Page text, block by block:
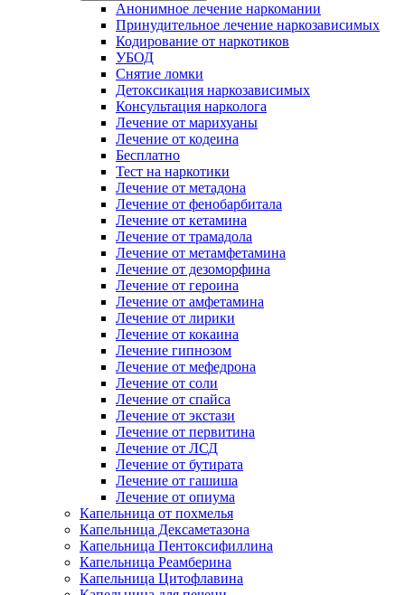
Анонимное лечение наркомании
Принудительное лечение наркозависимых
Кодирование от наркотиков
УБОД
Снятие ломки
Детоксикация наркозависимых
Консультация нарколога
Лечение от марихуаны
Лечение от кодеина
Бесплатно
Тест на наркотики
Лечение от метадона
Лечение от фенобарбитала
Лечение от кетамина
Лечение от трамадола
Лечение от метамфетамина
Лечение от дезоморфина
Лечение от героина
Лечение от амфетамина
Лечение от лирики
Лечение от кокаина
Лечение гипнозом
Лечение от мефедрона
Лечение от соли
Лечение от спайса
Лечение от экстази
Лечение от первитина
Лечение от ЛСД
Лечение от бутирата
Лечение от гашиша
Лечение от опиума
Капельница от похмелья
Капельница Дексаметазона
Капельница Пентоксифиллина
Капельница Реамберина
Капельница Цитофлавина